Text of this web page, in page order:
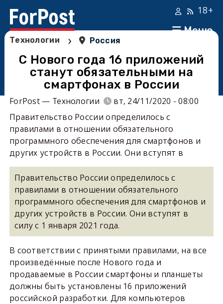
Меню
18+
Технологии › Россия
С Нового года 16 приложений
станут обязательными на
смартфонах в России
ForPost — Технологии
вт, 24/11/2020 - 08:00
Правительство России определилось с
правилами в отношении обязательного
программного обеспечения для смартфонов и
других устройств в России. Они вступят в
Правительство России определилось с
правилами в отношении обязательного
программного обеспечения для смартфонов и
других устройств в России. Они вступят в
силу с 1 января 2021 года.
В соответствии с принятыми правилами, на все
произведённые после Нового года и
продаваемые в России смартфоны и планшеты
должны быть установлены 16 приложений
российской разработки. Для компьютеров